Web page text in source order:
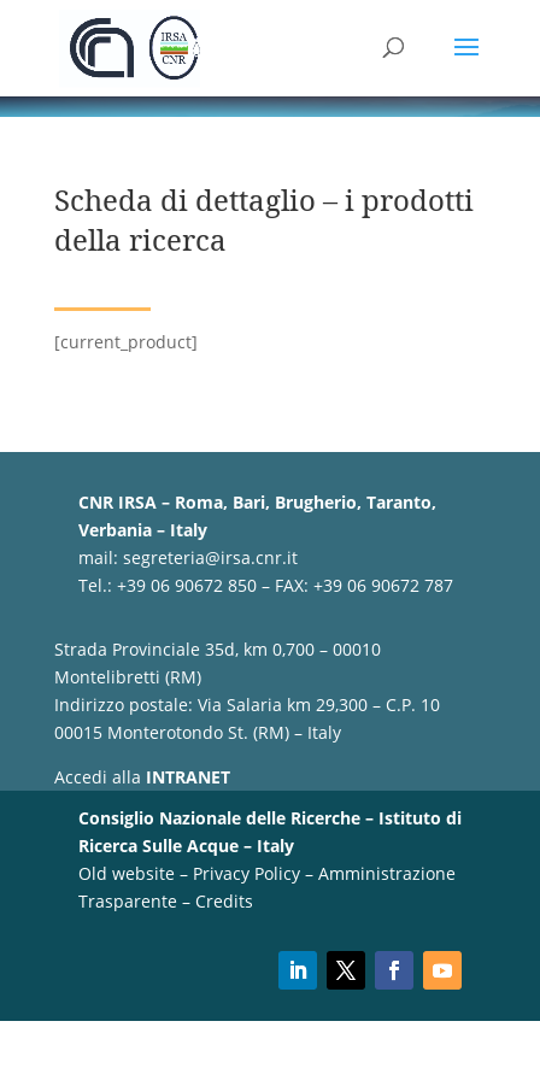
Scheda di dettaglio – i prodotti
della ricerca
[current_product]
CNR IRSA – Roma, Bari, Brugherio, Taranto,
Verbania – Italy
mail: segreteria@irsa.cnr.it
Tel.: +39 06 90672 850 – FAX: +39 06 90672 787
Strada Provinciale 35d, km 0,700 – 00010
Montelibretti (RM)
Indirizzo postale: Via Salaria km 29,300 – C.P. 10
00015 Monterotondo St. (RM) – Italy
Accedi alla INTRANET
Consiglio Nazionale delle Ricerche – Istituto di
Ricerca Sulle Acque – Italy
Old website– Privacy Policy– Amministrazione
Trasparente– Credits